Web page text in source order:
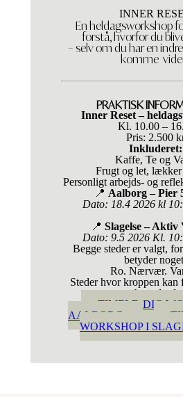
INNER
En heldagsworkshop
forstå, hvorfor du
– selv om du har en
komme
PRAKTISK
Inner Reset –
Kl. 10.00 –
Pris: 2.500
Inkluderet:
Kaffe, Te og
Frugt og let,
Personligt arbejds- og
📍 Aalborg – Pier
Dato: 18.4 2026 kl
📍 Slagelse –
Dato: 9.5 2026 Kl.
Begge steder er valgt,
betyder
Ro. Nærvær.
Steder hvor kroppen kan
mens hovedet
TIMELD DIG
AALBORG
WORKSHOP I